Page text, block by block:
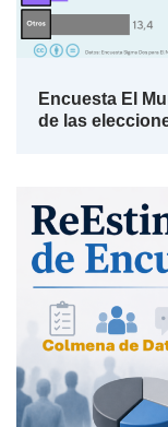
Encuesta El
de las